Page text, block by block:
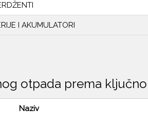
I AKUMULATORI
otpada prema
Naziv